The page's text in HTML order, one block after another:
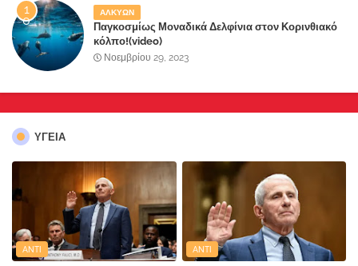
ΑΛΚΥΩΝ
Παγκοσμίως Μοναδικά Δελφίνια στον Κορινθιακό
κόλπο!(video)
Νοεμβρίου 29, 2023
ΥΓΕΙΑ
ANTI ANTI